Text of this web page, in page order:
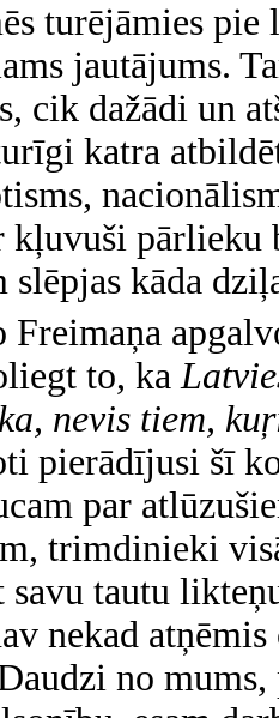
turējāmies
jautājums.
cik dažādi un
katra atbildē
pārlieku
slēpjas kāda
Freimaņa
to, ka
nevis tiem,
pierādījusi šī
par
trimdinieki
savu tautu
nekad
no mums,